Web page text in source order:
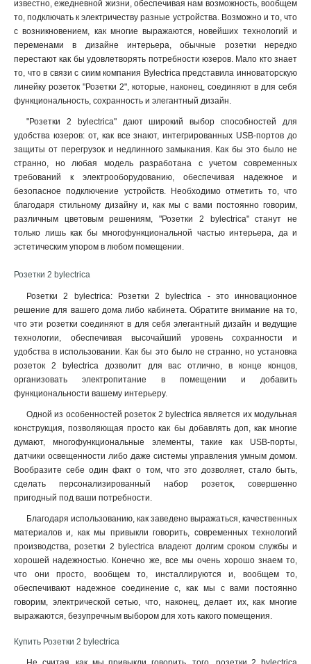
известно, ежедневной жизни, обеспечивая нам возможность, вообщем
то, подключать к электричеству разные устройства. Возможно и то, что
с возникновением, как многие выражаются, новейших технологий и
переменами в дизайне интерьера, обычные розетки нередко
перестают как бы удовлетворять потребности юзеров. Мало кто знает
то, что в связи с сиим компания Bylectrica представила инноваторскую
линейку розеток "Розетки 2", которые, наконец, соединяют в для себя
функциональность, сохранность и элегантный дизайн.
"Розетки 2 bylectrica" дают широкий выбор способностей для
удобства юзеров: от, как все знают, интегрированных USB-портов до
защиты от перегрузок и недлинного замыкания. Как бы это было не
странно, но любая модель разработана с учетом современных
требований к электрооборудованию, обеспечивая надежное и
безопасное подключение устройств. Необходимо отметить то, что
благодаря стильному дизайну и, как мы с вами постоянно говорим,
различным цветовым решениям, "Розетки 2 bylectrica" станут не
только лишь как бы многофункциональной частью интерьера, да и
эстетическим упором в любом помещении.
Розетки 2 bylectrica
Розетки 2 bylectrica: Розетки 2 bylectrica - это инновационное
решение для вашего дома либо кабинета. Обратите внимание на то,
что эти розетки соединяют в для себя элегантный дизайн и ведущие
технологии, обеспечивая высочайший уровень сохранности и
удобства в использовании. Как бы это было не странно, но установка
розеток 2 bylectrica дозволит для вас отлично, в конце концов,
организовать электропитание в помещении и добавить
функциональности вашему интерьеру.
Одной из особенностей розеток 2 bylectrica является их модульная
конструкция, позволяющая просто как бы добавлять доп, как многие
думают, многофункциональные элементы, такие как USB-порты,
датчики освещенности либо даже системы управления умным домом.
Вообразите себе один факт о том, что это дозволяет, стало быть,
сделать персонализированный набор розеток, совершенно
пригодный под ваши потребности.
Благодаря использованию, как заведено выражаться, качественных
материалов и, как мы привыкли говорить, современных технологий
производства, розетки 2 bylectrica владеют долгим сроком службы и
хорошей надежностью. Конечно же, все мы очень хорошо знаем то,
что они просто, вообщем то, инсталлируются и, вообщем то,
обеспечивают надежное соединение с, как мы с вами постоянно
говорим, электрической сетью, что, наконец, делает их, как многие
выражаются, безупречным выбором для хоть какого помещения.
Купить Розетки 2 bylectrica